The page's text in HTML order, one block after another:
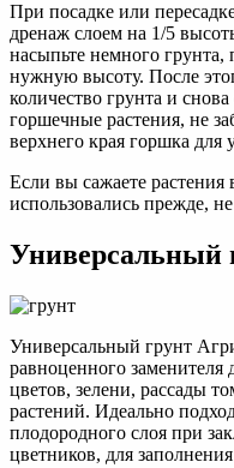
При посадке или
дренаж слоем на 1/5
насыпьте немного грунта,
нужную высоту. После
количество грунта и
горшечные растения, не
верхнего края горшка для
Если вы сажаете растения
использовались прежде,
Универсальный
Универсальный грунт
равноценного
цветов, зелени, рассады
растений. Идеально
плодородного слоя при
цветников, для